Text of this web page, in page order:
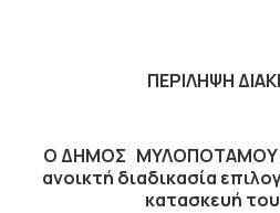
ΠΕΡΙΛΗΨΗ
Ο ΔΗΜΟΣ ΜΥΛΟΠΟΤΑΜΟΥ
ανοικτή διαδικασία
κατασκευή